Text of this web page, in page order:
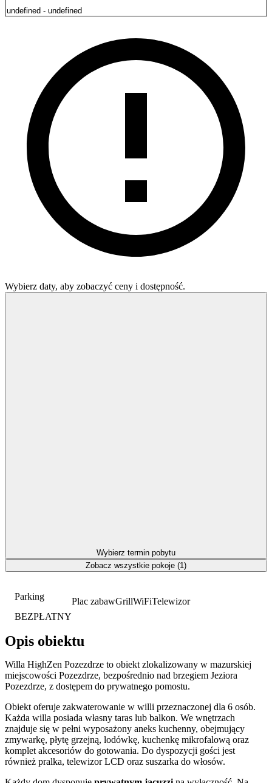
Parking
BEZPŁATNY
Plac zabawGrillWiFiTelewizor
Opis obiektu
Willa HighZen Pozezdrze to obiekt zlokalizowany w mazurskiej
miejscowości Pozezdrze, bezpośrednio nad brzegiem Jeziora
Pozezdrze, z dostępem do prywatnego pomostu.
Obiekt oferuje zakwaterowanie w willi przeznaczonej dla 6 osób.
Każda willa posiada własny taras lub balkon. We wnętrzach
znajduje się w pełni wyposażony aneks kuchenny, obejmujący
zmywarkę, płytę grzejną, lodówkę, kuchenkę mikrofalową oraz
komplet akcesoriów do gotowania. Do dyspozycji gości jest
również pralka, telewizor LCD oraz suszarka do włosów.
Wybierz daty, aby zobaczyć ceny i dostępność.
Wybierz termin pobytu
Zobacz wszystkie pokoje (1)